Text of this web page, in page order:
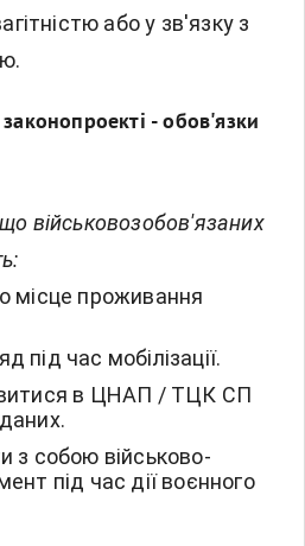
або у зв'язку з
- обов'язки
військовозобов'язаних
місце проживання
під час мобілізації.
в ЦНАП / ТЦК СП
з собою військово-
під час дії воєнного